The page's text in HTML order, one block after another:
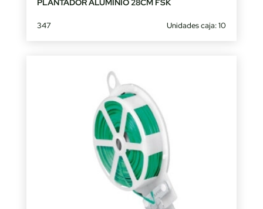
347 Unidades caja: 10